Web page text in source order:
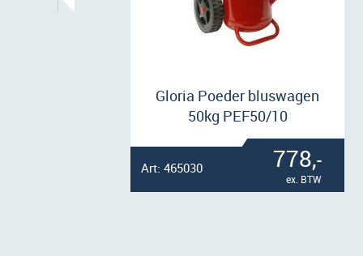
Gloria Poeder bluswagen
50kg PEF50/10
778,-
ex. BTW
Art: 465030